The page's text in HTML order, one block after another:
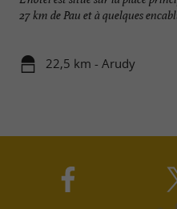
27 km de Pau et à quelques
22,5 km - Arudy